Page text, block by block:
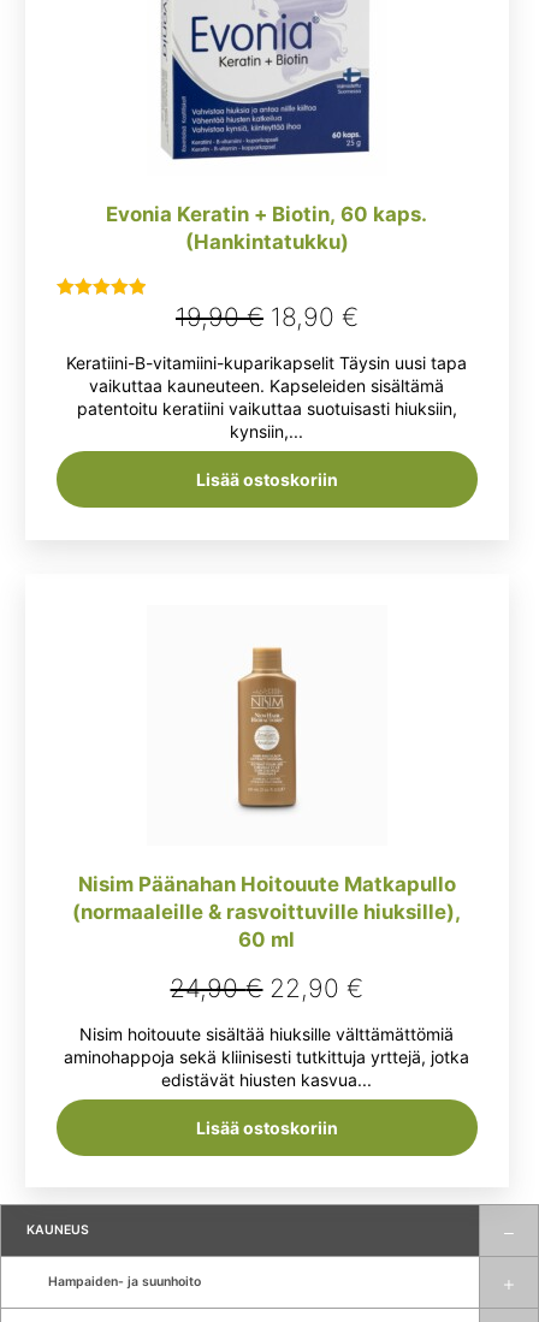
KAUNEUS
Hampaiden- ja suunhoito
Evonia Keratin + Biotin, 60 kaps.
(Hankintatukku)
5.00/ 5
19,90€ Alkuperäinen
hinta
oli:
19,90 €.
18,90 €Nykyinen
hinta
on:
18,90 €.
Keratiini-B-vitamiini-kuparikapselit Täysin uusi tapa
vaikuttaa kauneuteen. Kapseleiden sisältämä
patentoitu keratiini vaikuttaa suotuisasti hiuksiin,
kynsiin,...
Lisää ostoskoriin
Nisim Päänahan Hoitouute Matkapullo
(normaaleille & rasvoittuville hiuksille),
60 ml
24,90€ Alkuperäinen
hinta
oli:
24,90 €.
22,90€
hinta
on:
22,90 €.
Nisim hoitouute sisältää hiuksille välttämättömiä
aminohappoja sekä kliinisesti tutkittuja yrttejä, jotka
edistävät hiusten kasvua...
Lisää ostoskoriin